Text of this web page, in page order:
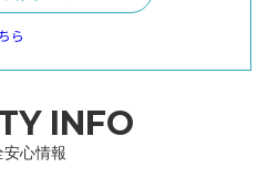
ら
INFO
安心情報